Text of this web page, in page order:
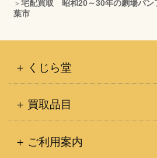
宅配買取 昭和20～30年の劇場パ
葉市
くじら堂
買取品目
ご利用案内